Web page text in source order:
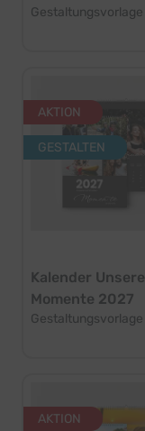
Gestaltungsvorlage
AKTION
GESTALTEN
Kalender Unsere
Momente 2027
Gestaltungsvorlage
AKTION